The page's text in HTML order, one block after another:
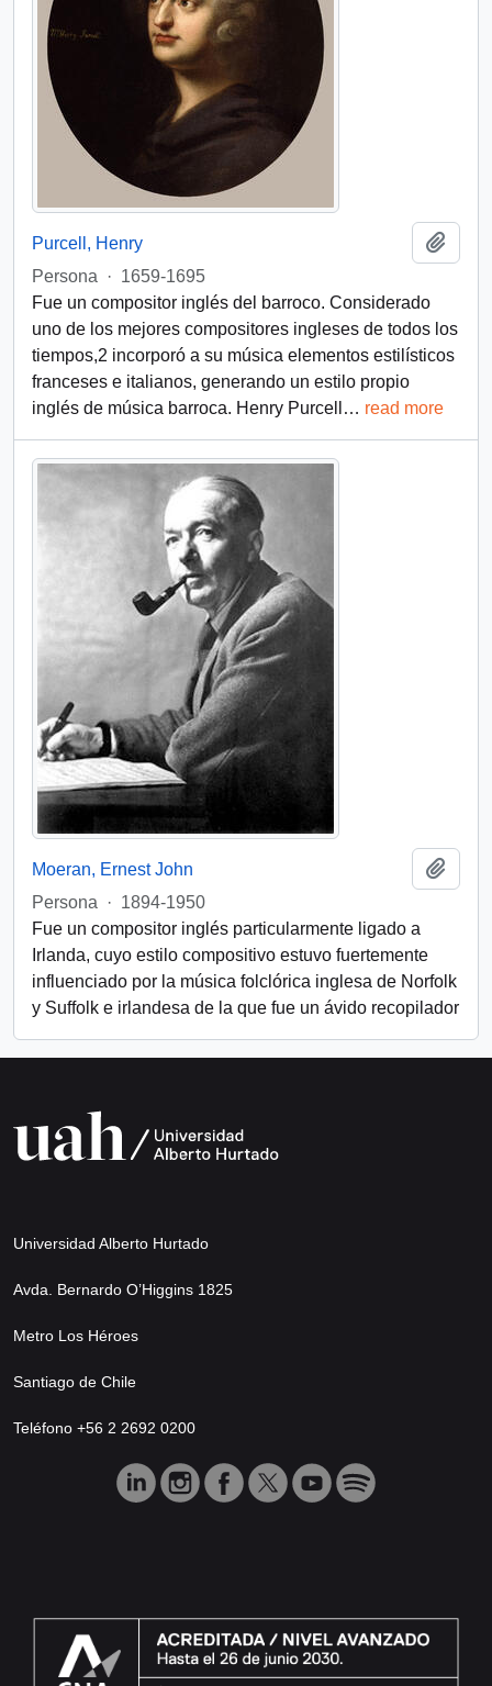
Purcell, Henry
Persona
· 1659-1695
Fue un compositor inglés del barroco. Considerado
uno de los mejores compositores ingleses de todos los
tiempos,2​ incorporó a su música elementos estilísticos
franceses e italianos, generando un estilo propio
inglés de música barroca. Henry Purcell … read more
Moeran, Ernest John
Persona
· 1894-1950
Fue un compositor inglés particularmente ligado a
Irlanda, cuyo estilo compositivo estuvo fuertemente
influenciado por la música folclórica inglesa de Norfolk
y Suffolk e irlandesa de la que fue un ávido recopilador
Universidad Alberto Hurtado
Avda. Bernardo O’Higgins 1825
Metro Los Héroes
Santiago de Chile
Teléfono +56 2 2692 0200